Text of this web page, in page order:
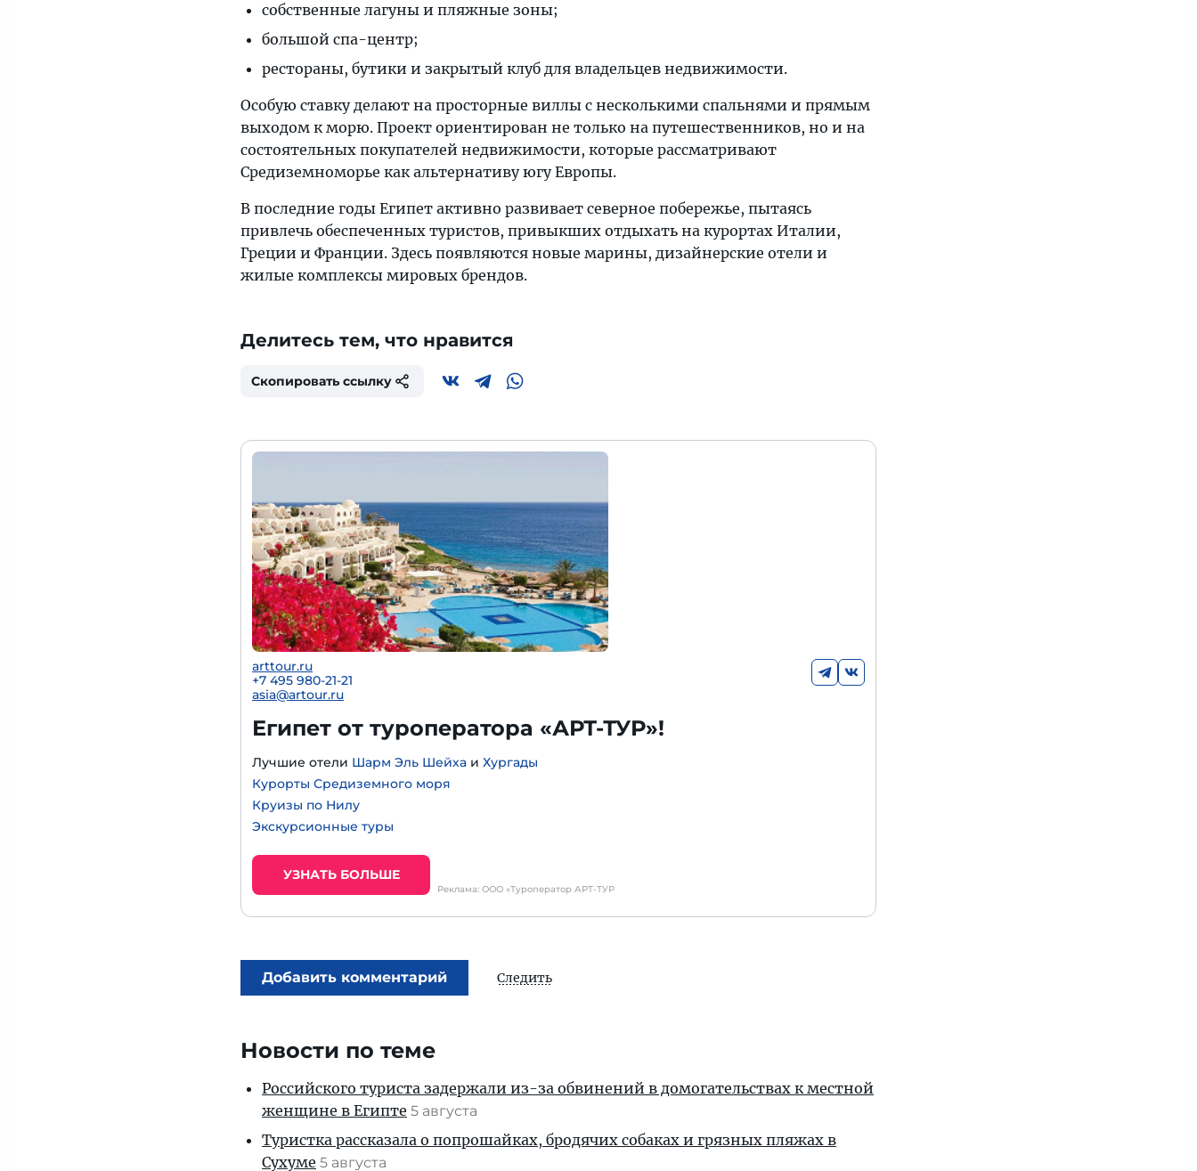
собственные лагуны и пляжные зоны;
большой спа-центр;
рестораны, бутики и закрытый клуб для владельцев недвижимости.
Особую ставку делают на просторные виллы с несколькими спальнями и прямым
выходом к морю. Проект ориентирован не только на путешественников, но и на
состоятельных покупателей недвижимости, которые рассматривают
Средиземноморье как альтернативу югу Европы.
В последние годы Египет активно развивает северное побережье, пытаясь
привлечь обеспеченных туристов, привыкших отдыхать на курортах Италии,
Греции и Франции. Здесь появляются новые марины, дизайнерские отели и
жилые комплексы мировых брендов.
Делитесь тем, что нравится
Скопировать ссылку
arttour.ru
+7 495 980-21-21
asia@artour.ru
Египет от туроператора «АРТ-ТУР»!
Лучшие отели Шарм Эль Шейха и Хургады
Курорты Средиземного моря
Круизы по Нилу
Экскурсионные туры
УЗНАТЬ БОЛЬШЕ
Реклама: ООО «Туроператор АРТ-ТУР
Добавить комментарий Следить
Новости по теме
Российского туриста задержали из-за обвинений в домогательствах к местной
женщине в Египте 5 августа
Туристка рассказала о попрошайках, бродячих собаках и грязных пляжах в
Сухуме 5 августа